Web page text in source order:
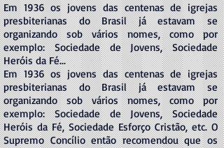
Em 1936 os jovens das centenas de igrejas
presbiterianas do Brasil já estavam se
organizando sob vários nomes, como por
exemplo: Sociedade de Jovens, Sociedade
Heróis da Fé...
Em 1936 os jovens das centenas de igrejas
presbiterianas do Brasil já estavam se
organizando sob vários nomes, como por
exemplo: Sociedade de Jovens, Sociedade
Heróis da Fé, Sociedade Esforço Cristão, etc. O
Supremo Concílio então recomendou que os